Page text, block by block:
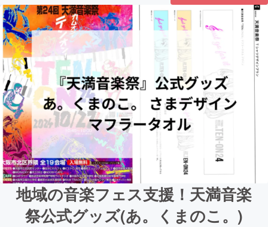
地域の音楽フェス支援！天満音楽
祭公式グッズ(あ。くまのこ。)